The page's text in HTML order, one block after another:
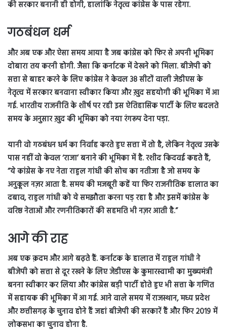
की सरकार बनानी ही होगी, हालांकि नेतृत्व कांग्रेस के पास रहेगा.
गठबंधन धर्म
और अब एक और ऐसा समय आया है जब कांग्रेस को फिर से अपनी भूमिका
दोबारा तय करनी होगी. जैसा कि कर्नाटक में देखने को मिला. बीजेपी को
सत्ता से बाहर करने के लिए कांग्रेस ने केवल 38 सीटों वाली जेडीएस के
नेतृत्व में सरकार बनवाना स्वीकार किया और ख़ुद सहयोगी की भूमिका में आ
गई. भारतीय राजनीति के शीर्ष पर रही इस ऐतिहासिक पार्टी के लिए बदलते
समय के अनुसार ख़ुद की भूमिका को नया रंगरूप देना पड़ा.
यानी वो गठबंधन धर्म का निर्वाह करते हुए सत्ता में तो है, लेकिन नेतृत्व उसके
पास नहीं वो केवल ‘राजा’ बनाने की भूमिका में है. रशीद किदवई कहते हैं,
“ये कांग्रेस के नए नेता राहुल गांधी की सोच का नतीजा है जो समय के
अनुकूल नज़र आता है. समय की मजबूरी कहें या फिर राजनीतिक हालात का
दबाव, राहुल गांधी को ये समझौता करना पड़ रहा है और इसमें कांग्रेस के
वरिष्ठ नेताओं और रणनीतिकारों की सहमति भी नज़र आती है.”
आगे की राह
अब एक क़दम और आगे बढ़ते हैं. कर्नाटक के हालात में राहुल गांधी ने
बीजेपी को सत्ता से दूर रखने के लिए जेडीएस के कुमारस्वामी का मुख्यमंत्री
बनना स्वीकार कर लिया और कांग्रेस बड़ी पार्टी होते हुए भी सत्ता के गणित
में सहायक की भूमिका में आ गई. आने वाले समय में राजस्थान, मध्य प्रदेश
और छत्तीसगढ़ के चुनाव होने हैं जहां बीजेपी की सरकारें हैं और फिर 2019 में
लोकसभा का चुनाव होना है.